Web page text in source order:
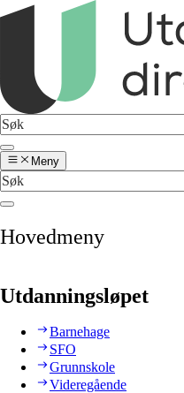
Meny
Hovedmeny
Utdanningsløpet
Barnehage
SFO
Grunnskole
Videregående